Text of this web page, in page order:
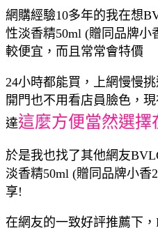
網購經驗10多年的我在想
性淡香精50ml (贈同品牌小
較便宜，而且常常會特價
24小時都能買，上網慢慢
開門也不用看店員臉色，
達這麼方便當然選擇
於是我也找了其他網友
淡香精50ml (贈同品牌小
享!
在網友的一致好評推薦下